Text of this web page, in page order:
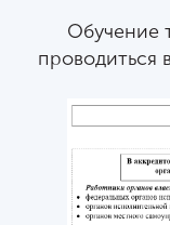
Обучение
проводиться